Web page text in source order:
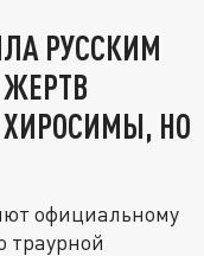
РУССКИМ
НО
официальному
траурной